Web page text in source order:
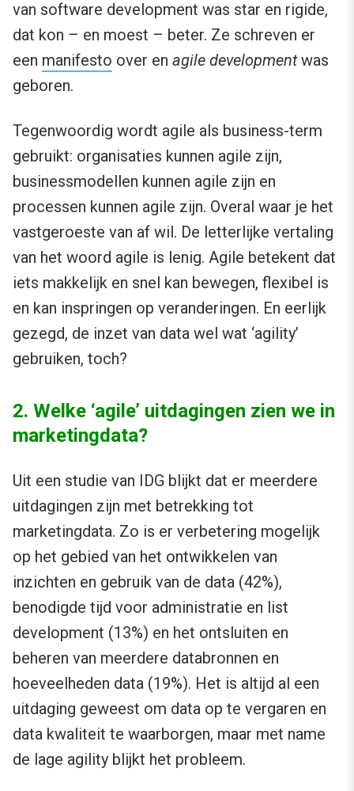
van software development was star en rigide,
dat kon – en moest – beter. Ze schreven er
een manifesto over en agile developmentwas
geboren.
Tegenwoordig wordt agile als business-term
gebruikt: organisaties kunnen agile zijn,
businessmodellen kunnen agile zijn en
processen kunnen agile zijn. Overal waar je het
vastgeroeste van af wil. De letterlijke vertaling
van het woord agile is lenig. Agile betekent dat
iets makkelijk en snel kan bewegen, flexibel is
en kan inspringen op veranderingen. En eerlijk
gezegd, de inzet van data wel wat ‘agility’
gebruiken, toch?
2. Welke ‘agile’ uitdagingen zien we in
marketingdata?
Uit een studie van IDG blijkt dat er meerdere
uitdagingen zijn met betrekking tot
marketingdata. Zo is er verbetering mogelijk
op het gebied van het ontwikkelen van
inzichten en gebruik van de data (42%),
benodigde tijd voor administratie en list
development (13%) en het ontsluiten en
beheren van meerdere databronnen en
hoeveelheden data (19%). Het is altijd al een
uitdaging geweest om data op te vergaren en
data kwaliteit te waarborgen, maar met name
de lage agility blijkt het probleem.